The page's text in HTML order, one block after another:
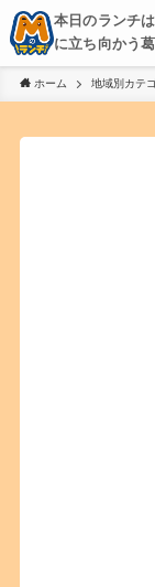
本日のランチ
に立ち向かう
京都・神戸を
き、飲み歩き
ホーム 地域別カテ